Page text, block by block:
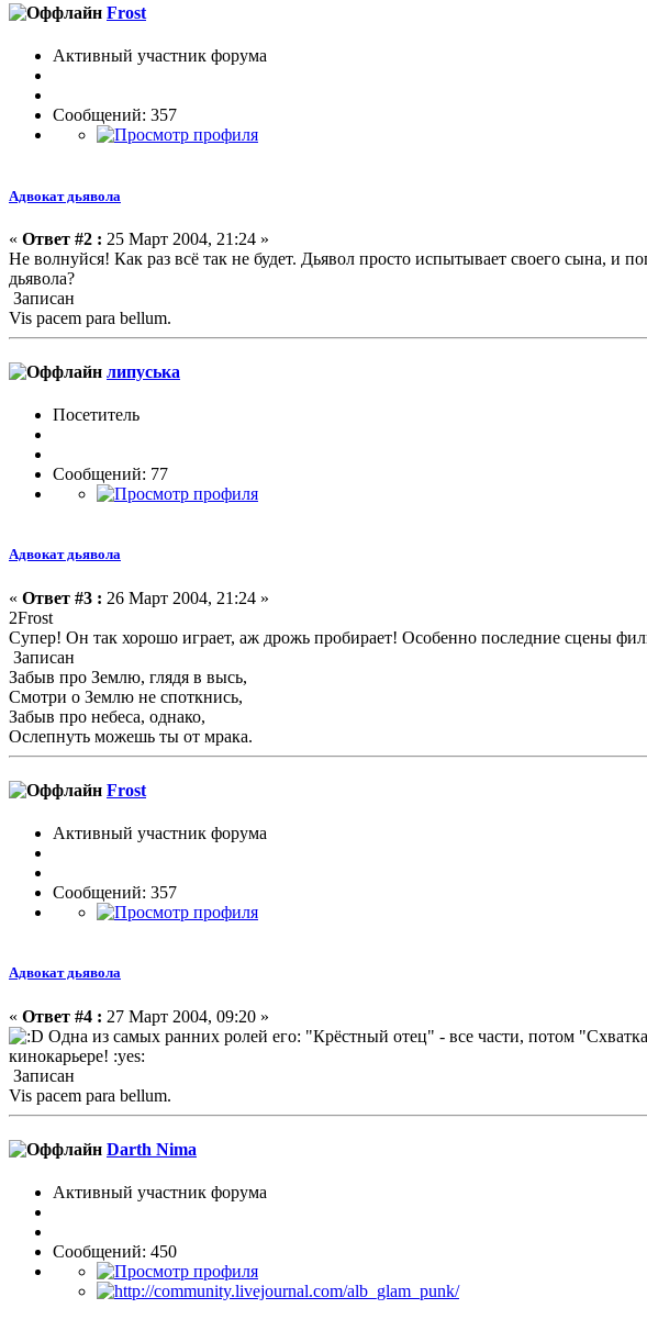
Frost
Активный участник форума
Сообщений: 357
Адвокат дьявола
« Ответ #2 : 25 Март 2004, 21:24 »
Не волнуйся! Как раз всё так не будет. Дьявол просто испытывает своего сына, и
дьявола?
Записан
Vis pacem para bellum.
липуська
Посетитель
Сообщений: 77
Адвокат дьявола
« Ответ #3 : 26 Март 2004, 21:24 »
2Frost
Супер! Он так хорошо играет, аж дрожь пробирает! Особенно последние сцены
Записан
Забыв про Землю, глядя в высь,
Смотри о Землю не споткнись,
Забыв про небеса, однако,
Ослепнуть можешь ты от мрака.
Frost
Активный участник форума
Сообщений: 357
Адвокат дьявола
« Ответ #4 : 27 Март 2004, 09:20 »
Одна из самых ранних ролей его: "Крёстный отец" - все части, потом
кинокарьере! :yes:
Записан
Vis pacem para bellum.
Darth Nima
Активный участник форума
Сообщений: 450